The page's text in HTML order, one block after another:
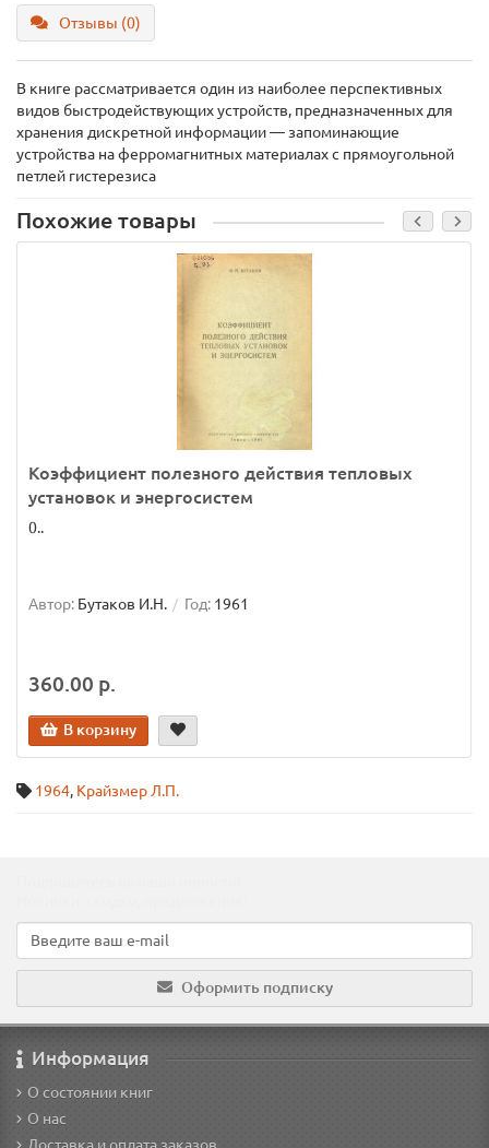
Отзывы (0)
В книге рассматривается один из наиболее перспективных
видов быстродействующих устройств, предназначенных для
хранения дискретной информации — запоминающие
устройства на ферромагнитных материалах с прямоугольной
петлей гистерезиса
Похожие товары
Коэффициент полезного действия тепловых
установок и энергосистем
0..
Автор: Бутаков И.Н. Год: 1961
360.00 р.
В корзину
1964, Крайзмер Л.П.
Оформить подписку
Информация
О состоянии книг
О нас